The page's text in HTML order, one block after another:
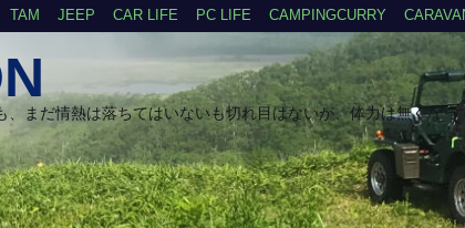
TAM JEEP CAR LIFE PC LIFE CAMPINGCURRY
まだ情熱は落ちてはいないも切れ目はないが、体力は無くなっ